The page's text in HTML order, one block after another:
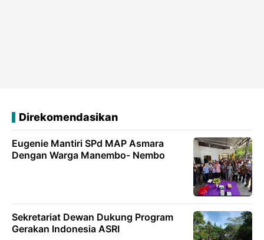
Direkomendasikan
Eugenie Mantiri SPd MAP Asmara
Dengan Warga Manembo- Nembo
Sekretariat Dewan Dukung Program
Gerakan lndonesia ASRI